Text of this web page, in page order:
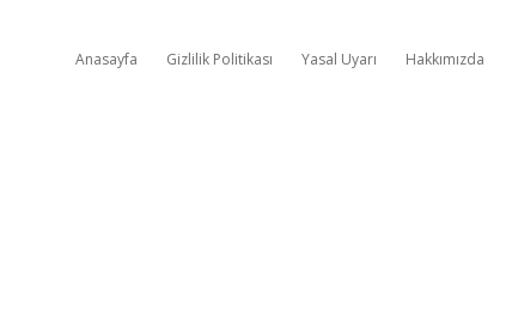
Anasayfa Gizlilik Politikası Yasal Uyarı Hakkımızda